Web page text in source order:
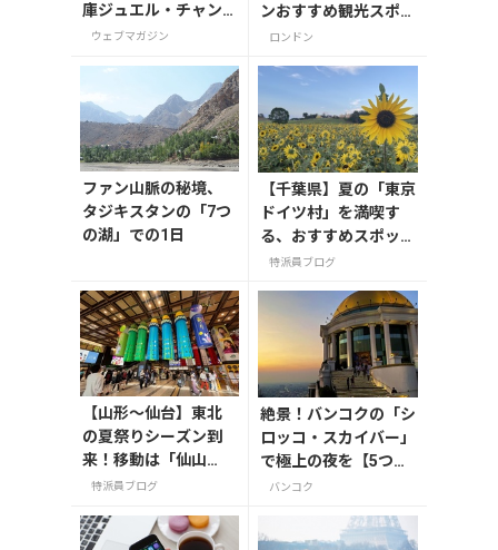
庫ジュエル・チャン
ギ・エアポート
ウェブマガジン
ンおすすめ観光スポッ
ト3つ！
ロンドン
ファン山脈の秘境、
タジキスタンの「7つ
の湖」での1日
【千葉県】夏の「東京
ドイツ村」を満喫す
る、おすすめスポット
3選
特派員ブログ
【山形〜仙台】東北
の夏祭りシーズン到
来！移動は「仙山
線」と「高速バス」
特派員ブログ
絶景！バンコクの「シ
ロッコ・スカイバー」
で極上の夜を【5つ星
ルブアホテル63階】
バンコク